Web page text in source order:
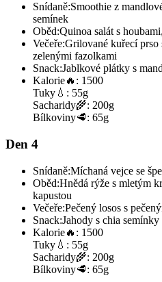
Snídaně:Smoothie z
semínek
Oběd:Quinoa salát s
Večeře:Grilované kuřecí prso
zelenými fazolkami
Snack:Jablkové plátky s
Kalorie🔥: 1500
Tuky 💧: 55g
Sacharidy🌾: 200g
Bílkoviny🥩: 65g
Den 4
Snídaně:Míchaná vejce se
Oběd:Hnědá rýže s mletým
kapustou
Večeře:Pečený losos s
Snack:Jahody s chia semínky
Kalorie🔥: 1500
Tuky 💧: 55g
Sacharidy🌾: 200g
Bílkoviny🥩: 65g